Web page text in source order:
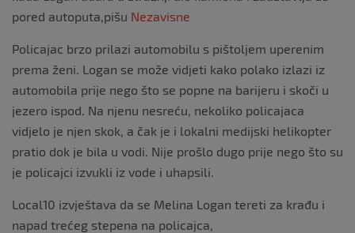
pored autoputa,pišu Nezavisne
Policajac brzo prilazi automobilu s pištoljem uperenim
prema ženi. Logan se može vidjeti kako polako izlazi iz
automobila prije nego što se popne na barijeru i skoči u
jezero ispod. Na njenu nesreću, nekoliko policajaca
vidjelo je njen skok, a čak je i lokalni medijski helikopter
pratio dok je bila u vodi. Nije prošlo dugo prije nego što su
je policajci izvukli iz vode i uhapsili.
Local10 izvještava da se Melina Logan tereti za krađu i
napad trećeg stepena na policajca,